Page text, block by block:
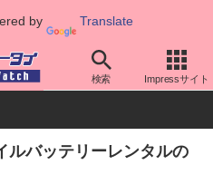
by Translate
検索 Impressサイト
ス
ルバッテリーレンタルの